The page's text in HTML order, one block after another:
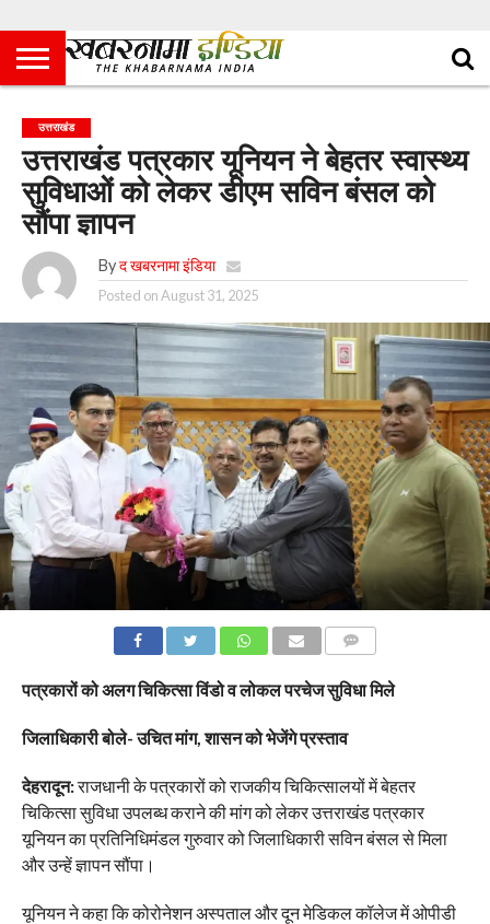
उत्तराखंड
उत्तराखंड पत्रकार यूनियन ने बेहतर स्वास्थ्य
सुविधाओं को लेकर डीएम सविन बंसल को
सौंपा ज्ञापन
By द खबरनामा इंडिया
Posted onAugust 31, 2025
पत्रकारों को अलग चिकित्सा विंडो व लोकल परचेज सुविधा मिले
जिलाधिकारी बोले- उचित मांग, शासन को भेजेंगे प्रस्ताव
देहरादून:राजधानी के पत्रकारों को राजकीय चिकित्सालयों में बेहतर
चिकित्सा सुविधा उपलब्ध कराने की मांग को लेकर उत्तराखंड पत्रकार
यूनियन का प्रतिनिधिमंडल गुरुवार को जिलाधिकारी सविन बंसल से मिला
और उन्हें ज्ञापन सौंपा।
यूनियन ने कहा कि कोरोनेशन अस्पताल और दून मेडिकल कॉलेज में ओपीडी